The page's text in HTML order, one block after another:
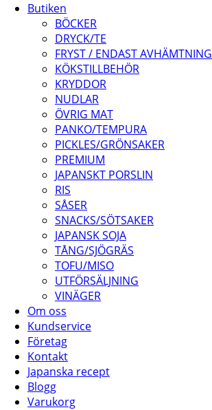
Butiken
BÖCKER
DRYCK/TE
FRYST / ENDAST AVHÄMTNING
KÖKSTILLBEHÖR
KRYDDOR
NUDLAR
ÖVRIG MAT
PANKO/TEMPURA
PICKLES/GRÖNSAKER
PREMIUM
JAPANSKT PORSLIN
RIS
SÅSER
SNACKS/SÖTSAKER
JAPANSK SOJA
TÅNG/SJÖGRÄS
TOFU/MISO
UTFÖRSÄLJNING
VINÄGER
Om oss
Kundservice
Företag
Kontakt
Japanska recept
Blogg
Varukorg